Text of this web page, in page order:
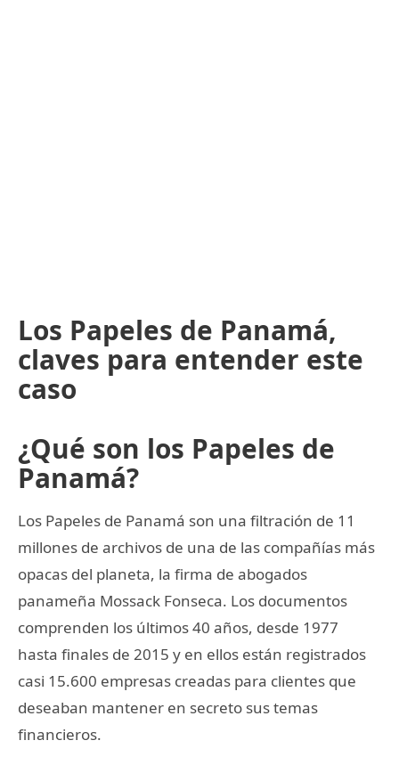
Los Papeles de Panamá,
claves para entender este
caso
¿Qué son los Papeles de
Panamá?
Los Papeles de Panamá son una filtración de 11
millones de archivos de una de las compañías más
opacas del planeta, la firma de abogados
panameña Mossack Fonseca. Los documentos
comprenden los últimos 40 años, desde 1977
hasta finales de 2015 y en ellos están registrados
casi 15.600 empresas creadas para clientes que
deseaban mantener en secreto sus temas
financieros.